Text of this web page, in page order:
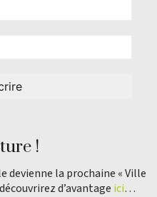
!
devienne la prochaine « Ville
d’avantage ici…